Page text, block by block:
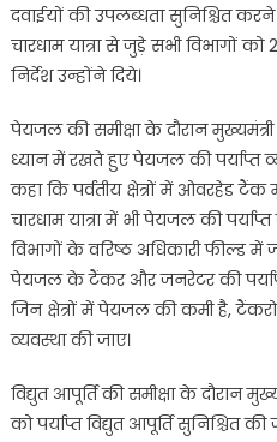
दवाईयों की उपलब्धता सुनिश्चित करने
चारधाम यात्रा से जुड़े सभी विभागों
निर्देश उन्होंने दिये।
पेयजल की समीक्षा के दौरान
ध्यान में रखते हुए पेयजल की पर्याप्त
कहा कि पर्वतीय क्षेत्रों में ओवरहेड
चारधाम यात्रा में भी पेयजल की
विभागों के वरिष्ठ अधिकारी फील्ड
पेयजल के टैंकर और जनरेटर की
जिन क्षेत्रों में पेयजल की कमी है,
व्यवस्था की जाए।
विद्युत आपूर्ति की समीक्षा के दौरान
को पर्याप्त विद्युत आपूर्ति सुनिश्चित